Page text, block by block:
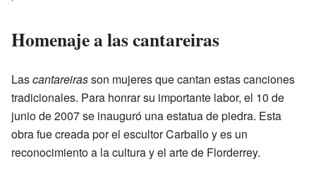
Homenaje a las cantareiras
Lascantareirasson mujeres que cantan estas canciones
tradicionales. Para honrar su importante labor, el 10 de
junio de 2007 se inauguró una estatua de piedra. Esta
obra fue creada por el escultor Carballo y es un
reconocimiento a la cultura y el arte de Florderrey.